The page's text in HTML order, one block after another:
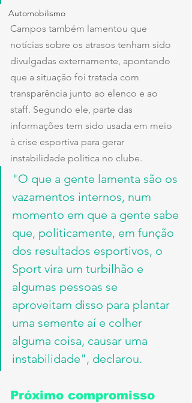
Automobilismo
Campos também lamentou que
notícias sobre os atrasos tenham sido
divulgadas externamente, apontando
que a situação foi tratada com
transparência junto ao elenco e ao
staff. Segundo ele, parte das
informações tem sido usada em meio
à crise esportiva para gerar
instabilidade política no clube.
"O que a gente lamenta são os
vazamentos internos, num
momento em que a gente sabe
que, politicamente, em função
dos resultados esportivos, o
Sport vira um turbilhão e
algumas pessoas se
aproveitam disso para plantar
uma semente aí e colher
alguma coisa, causar uma
instabilidade", declarou.
Próximo compromisso